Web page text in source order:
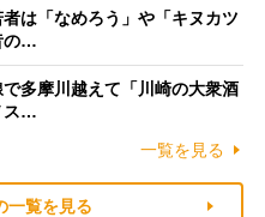
は「なめろう」や「キヌカツ
の…
多摩川越えて「川崎の大衆酒
ス…
一覧を見る
一覧を見る